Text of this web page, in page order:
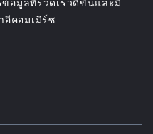
ข้อมูลที่รวดเร็วดีขึ้นและมี
คอมเมิร์ซ